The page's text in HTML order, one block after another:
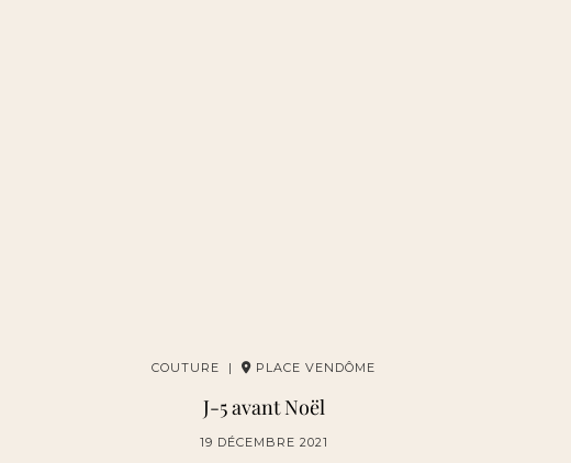
COUTURE | PLACE VENDÔME
J-5 avant Noël
19 DÉCEMBRE 2021